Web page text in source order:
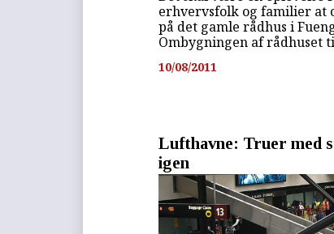
erhvervsfolk og familier at
på det gamle rådhus i
Ombygningen af rådhuset
10/08/2011
Lufthavne: Truer med
igen